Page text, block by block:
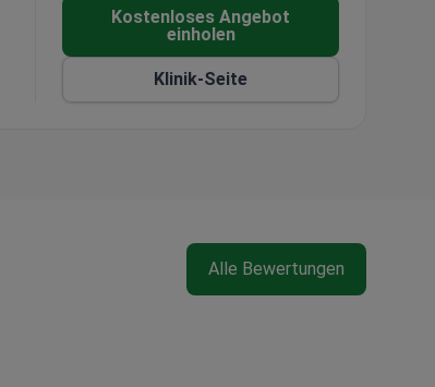
Kostenloses Angebot
einholen
Klinik-Seite
Alle Bewertungen